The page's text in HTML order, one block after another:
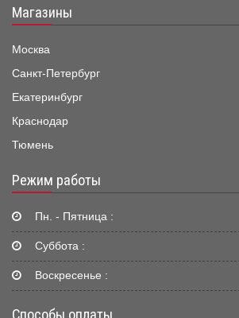
Магазины
Москва
Санкт-Петербург
Екатеринбург
Краснодар
Тюмень
Режим работы
Пн. - Пятница :
Суббота :
Воскресенье :